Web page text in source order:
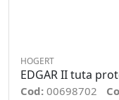
HOGERT
EDGAR II tuta
Cod: 00698702